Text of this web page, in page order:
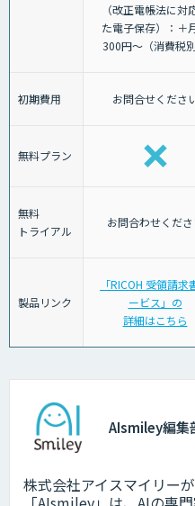
（改正電帳法に対
た電子保存）：＋
300円～（消費税別
初期費用 お問合せくださ
無料プラン
無料
トライアル
お問合わせくだ
製品リンク
「RICOH 受領請求
ービス」の
詳細はこちら
AIsmiley編集
株式会社アイスマイリー